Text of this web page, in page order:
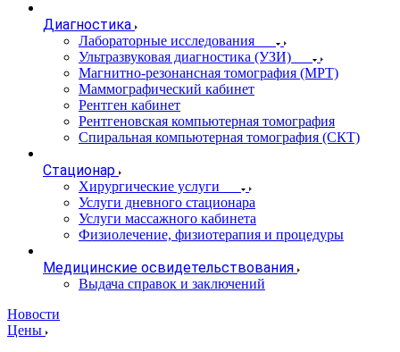
Диагностика
Лабораторные исследования
Ультразвуковая диагностика (УЗИ)
Магнитно-резонансная томография (МРТ)
Маммографический кабинет
Рентген кабинет
Рентгеновская компьютерная томография
Спиральная компьютерная томография (СКТ)
Стационар
Хирургические услуги
Услуги дневного стационара
Услуги массажного кабинета
Физиолечение, физиотерапия и процедуры
Медицинские освидетельствования
Выдача справок и заключений
Новости
Цены